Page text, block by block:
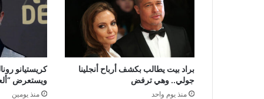
براد بيت يطالب بكشف أرباح أنجلينا
جولي.. وهي ترفض
منذ يوم واحد
كريستيانو
ويستعرض
منذ يومين